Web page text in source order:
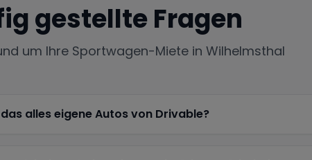
gestellte Fragen
um Ihre Sportwagen-Miete in Wilhelmsthal
alles eigene Autos von Drivable?